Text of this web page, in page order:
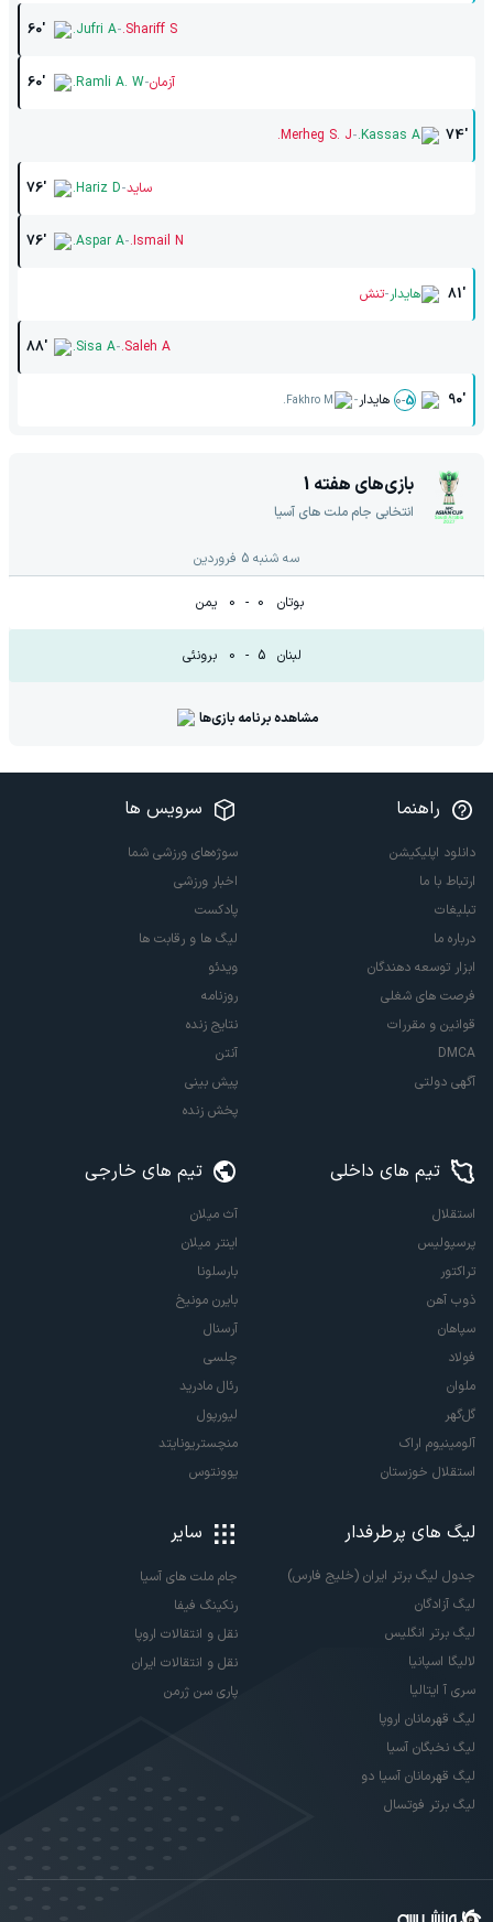
60' Jufri A.- Shariff S.
60' Ramli A. W.-آزمان
74'
Kassas A.
-
Merheg S. J.
76' Hariz D.-ساید
76' Aspar A.- Ismail N.
81' هایدار-تنش
88' Sisa A.- Saleh A.
90'
5
-
0 هایدار-
Fakhro M.
بازی‌های هفته 1
انتخابی جام ملت های آسیا
سه شنبه 5 فروردين
بوتان 0
-
0 یمن
لبنان 5
-
0 برونئی
مشاهده برنامه بازی‌ها
راهنما
دانلود اپلیکیشن
ارتباط با ما
تبلیغات
درباره ما
ابزار توسعه دهندگان
فرصت های شغلی
قوانین و مقررات
DMCA
آگهی دولتی
سرویس ها
سوژه‌های ورزشی شما
اخبار ورزشی
پادکست
لیگ ها و رقابت ها
ویدئو
روزنامه
نتایج زنده
آنتن
پیش بینی
پخش زنده
تیم های داخلی
استقلال
پرسپولیس
تراکتور
ذوب آهن
سپاهان
فولاد
ملوان
گل‌گهر
آلومینیوم اراک
استقلال خوزستان
تیم های خارجی
آث میلان
اینتر میلان
بارسلونا
بایرن مونیخ
آرسنال
چلسی
رئال مادرید
لیورپول
منچستریونایتد
یوونتوس
لیگ های پرطرفدار
جدول لیگ برتر ایران (خلیج فارس)
لیگ آزادگان
لیگ برتر انگلیس
لالیگا اسپانیا
سری آ ایتالیا
لیگ قهرمانان اروپا
لیگ نخبگان آسیا
لیگ قهرمانان آسیا دو
لیگ برتر فوتسال
سایر
جام ملت های آسیا
رنکینگ فیفا
نقل و انتقالات اروپا
نقل و انتقالات ایران
پاری سن ژرمن